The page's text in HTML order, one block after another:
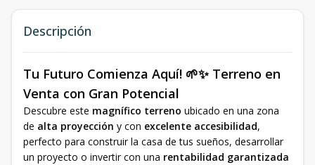
Descripción
Tu Futuro Comienza Aquí! 🌱✨ Terreno en
Venta con Gran Potencial
Descubre este magnífico terreno ubicado en una zona
de alta proyección y con excelente accesibilidad,
perfecto para construir la casa de tus sueños, desarrollar
un proyecto o invertir con una rentabilidad garantizada